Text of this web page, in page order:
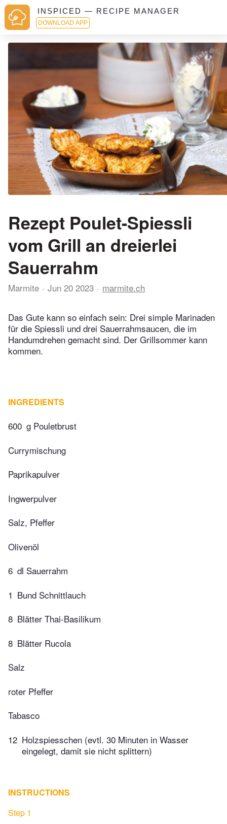
INSPICED — RECIPE MANAGER
DOWNLOAD APP
Rezept Poulet-Spiessli
vom Grill an dreierlei
Sauerrahm
Marmite Jun 20 2023 marmite.ch
Das Gute kann so einfach sein: Drei simple Marinaden
für die Spiessli und drei Sauerrahmsaucen, die im
Handumdrehen gemacht sind. Der Grillsommer kann
kommen.
INGREDIENTS
600 g Pouletbrust
Currymischung
Paprikapulver
Ingwerpulver
Salz, Pfeffer
Olivenöl
6 dl Sauerrahm
1 Bund Schnittlauch
8 Blätter Thai-Basilikum
8 Blätter Rucola
Salz
roter Pfeffer
Tabasco
12 Holzspiesschen (evtl. 30 Minuten in Wasser
eingelegt, damit sie nicht splittern)
INSTRUCTIONS
Step 1